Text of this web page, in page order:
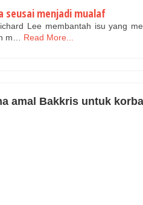
seusai menjadi mualaf
Lee membantah isu yang
m…
Read More...
amal Bakkris untuk